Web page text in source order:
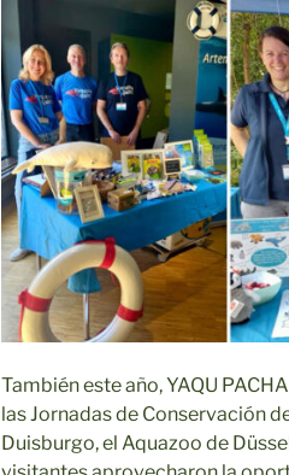
También este año, YAQU
las Jornadas de Conservación
Duisburgo, el Aquazoo de